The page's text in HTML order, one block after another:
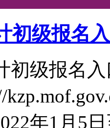
初级报名
初级报名
年1月5